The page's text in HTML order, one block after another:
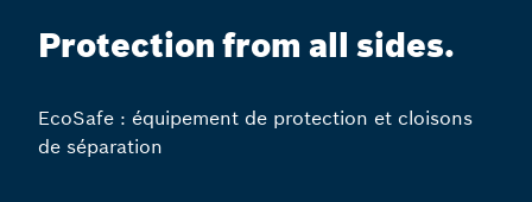
Protection from all sides.
EcoSafe : équipement de protection et cloisons
de séparation